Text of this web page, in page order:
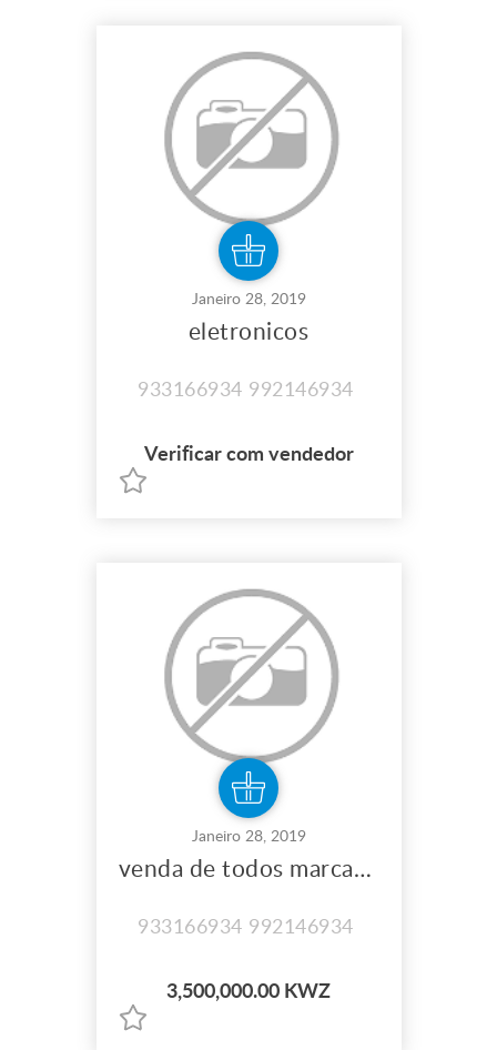
Janeiro 28, 2019
eletronicos
933166934 992146934
Verificar com vendedor
Janeiro 28, 2019
venda de todos marcas de toneris e tinteiros .
933166934 992146934
3,500,000.00 KWZ